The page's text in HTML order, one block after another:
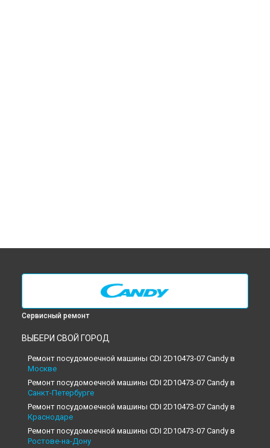
Сервисный ремонт
ВЫБЕРИ СВОЙ ГОРОД
Ремонт посудомоечной машины CDI 2D10473-07 Candy в
Москве
Ремонт посудомоечной машины CDI 2D10473-07 Candy в
Санкт-Петербурге
Ремонт посудомоечной машины CDI 2D10473-07 Candy в
Краснодаре
Ремонт посудомоечной машины CDI 2D10473-07 Candy в
Ростове-на-Дону